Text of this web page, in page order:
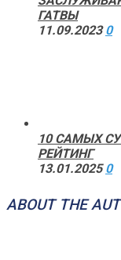
ГАТВЫ
11.09.2023 0
10 САМЫХ
РЕЙТИНГ
13.01.2025 0
ABOUT THE